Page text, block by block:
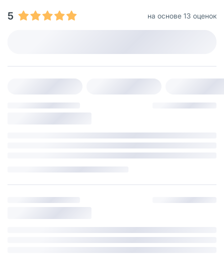
5 на основе 13 оценок